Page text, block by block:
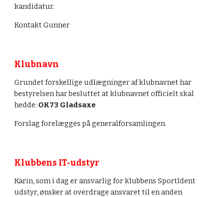
kandidatur.
Kontakt Gunner
Klubnavn
Grundet forskellige udlægninger af klubnavnet har
bestyrelsen har besluttet at klubnavnet officielt skal
hedde: OK73 Gladsaxe
Forslag forelægges på generalforsamlingen.
Klubbens IT-udstyr
Karin, som i dag er ansvarlig for klubbens SportIdent
udstyr, ønsker at overdrage ansvaret til en anden